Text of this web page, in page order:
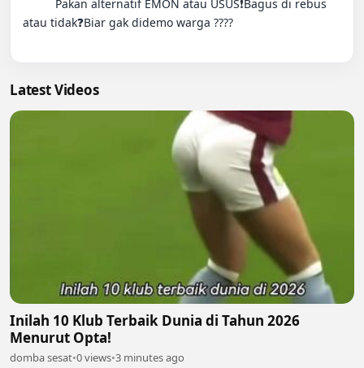
atau tidak❓Biar gak didemo warga ????
Latest Videos
Inilah 10 Klub Terbaik Dunia di Tahun 2026
Menurut Opta!
domba sesat•0 views•3 minutes ago